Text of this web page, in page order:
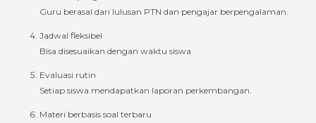
Guru berasal dari lulusan PTN dan pengajar berpengalaman.
Jadwal fleksibel
Bisa disesuaikan dengan waktu siswa.
Evaluasi rutin
Setiap siswa mendapatkan laporan perkembangan.
Materi berbasis soal terbaru